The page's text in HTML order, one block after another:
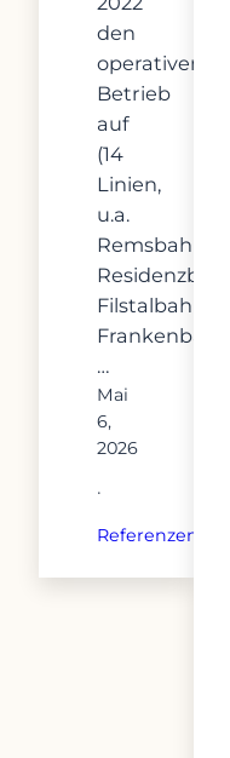
den
operativen
Betrieb
auf
(14
Linien,
u.a.
Remsbahn,
Residenzbahn,
Filstalbahn,
Frankenbahn,
…
Mai
6,
2026
·
Referenzen